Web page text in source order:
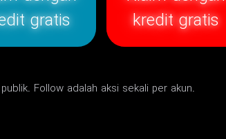
gratis
kredit gratis
Follow adalah aksi sekali per akun.